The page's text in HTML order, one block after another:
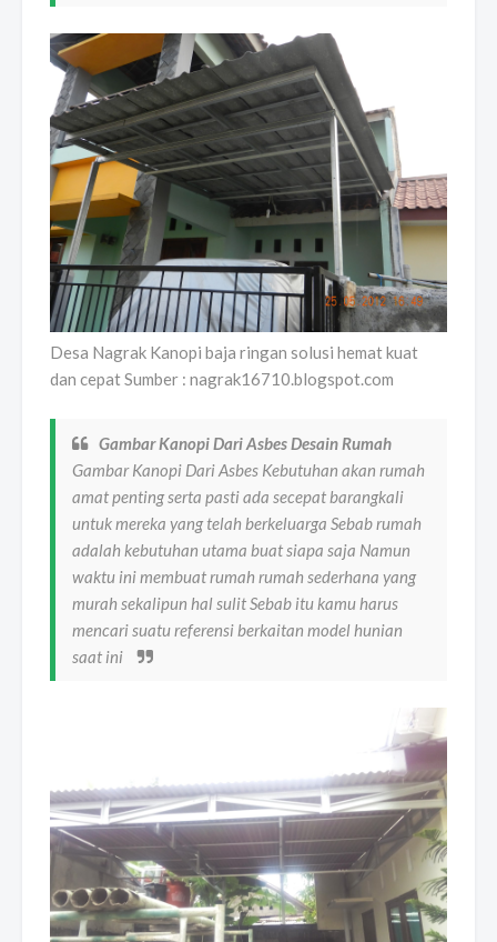
Desa Nagrak Kanopi baja ringan solusi hemat kuat
dan cepat Sumber : nagrak16710.blogspot.com
Gambar Kanopi Dari Asbes Desain Rumah
Gambar Kanopi Dari Asbes Kebutuhan akan rumah
amat penting serta pasti ada secepat barangkali
untuk mereka yang telah berkeluarga Sebab rumah
adalah kebutuhan utama buat siapa saja Namun
waktu ini membuat rumah rumah sederhana yang
murah sekalipun hal sulit Sebab itu kamu harus
mencari suatu referensi berkaitan model hunian
saat ini